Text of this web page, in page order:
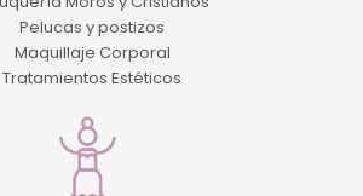
Pelucas y postizos
Maquillaje Corporal
Tratamientos Estéticos